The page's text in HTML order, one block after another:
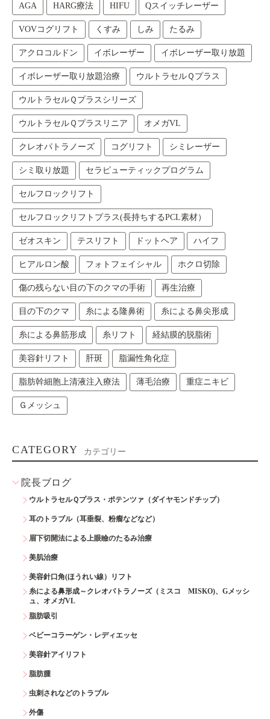
AGA HARG療法 HIFU Qスイッチレーザー
VOVコグリフト くすみ しみ たるみ
アクロコルドン イボレーザー イボレーザー取り放題
イボレーザー取り放題治療 ウルトラセルＱプラス
ウルトラセルＱプラスシリーズ
ウルトラセルＱプラスリニア オメガVL
クレオパトラノーズ コグリフト シミレーザー
シミ取り放題 セラピューティックプログラム
セルフロックリフト
セルフロックリフトプラス(長持ちするPCL素材）
ゼオスキン テスリフト ドットヘア ハイフ
ヒアルロン酸 フォトフェイシャル ホクロ切除
傷の残らない目の下のクマの手術 再生治療
目の下のクマ 糸による隆鼻術 糸による鼻尖形成
糸による鼻筋形成 糸リフト 経結膜的脱脂術
美容針リフト 肝斑 脂漏性角化症
脂肪幹細胞上清液注入療法 薄毛治療 重症ニキビ
Ｇメッシュ
CATEGORY カテゴリー
院長ブログ
ウルトラセルＱプラス・ポテンツァ（ダイヤモンドチップ）
耳のトラブル（耳垂裂、粉瘤などなど）
眉下切開法による上眼瞼のたるみ治療
美肌治療
美容針口角(ほうれい線）リフト
糸による鼻形成～クレオパトラノーズ（ミスコ MISKO)、Gメッシ
ュ、オメガVL
脂肪吸引
ベビーコラーゲン・レディエッセ
美容針アイリフト
脂肪腫
虫刺されなどのトラブル
外傷